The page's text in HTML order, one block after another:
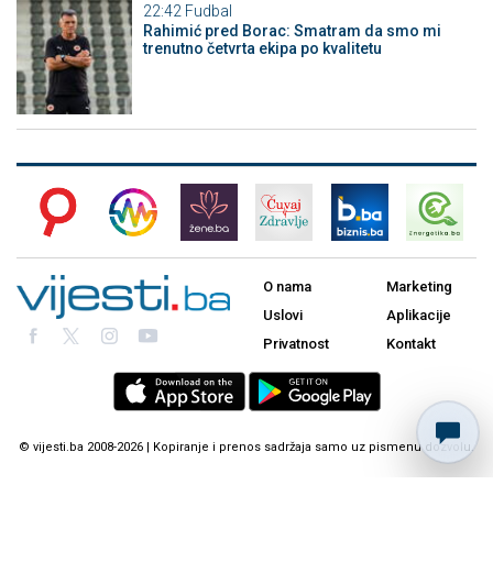
22:42 Fudbal
Rahimić pred Borac: Smatram da smo mi
trenutno četvrta ekipa po kvalitetu
O nama
Uslovi
Privatnost
Marketing
Aplikacije
Kontakt
© vijesti.ba 2008-2026 | Kopiranje i prenos sadržaja samo uz pismenu dozvolu.